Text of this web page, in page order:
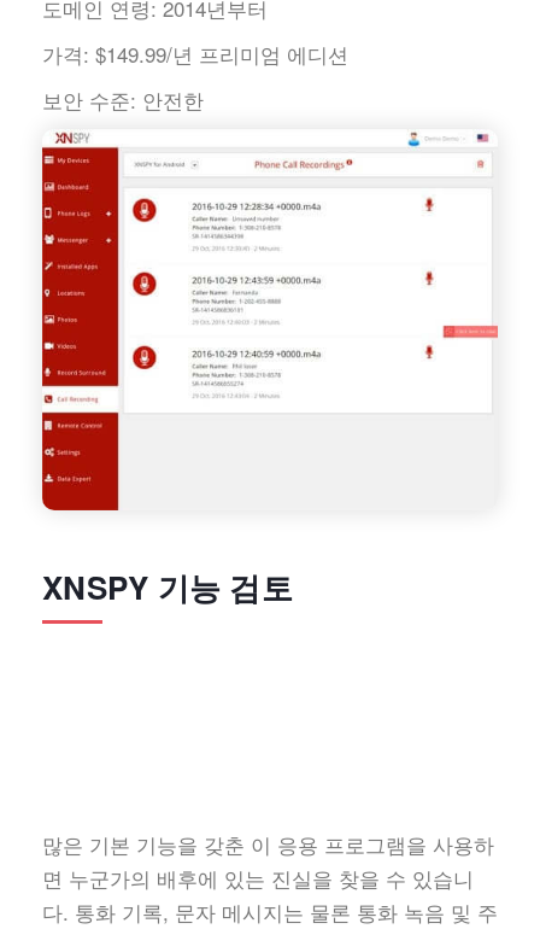
도메인 연령: 2014년부터
가격: $149.99/년 프리미엄 에디션
보안 수준: 안전한
XNSPY 기능 검토
많은 기본 기능을 갖춘 이 응용 프로그램을 사용하
면 누군가의 배후에 있는 진실을 찾을 수 있습니
다. 통화 기록, 문자 메시지는 물론 통화 녹음 및 주